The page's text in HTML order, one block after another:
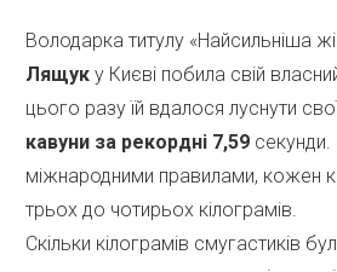
Володарка титулу «Найсильніша
Лящуку Києві побила свій
цього разу їй вдалося луснути
кавуни за рекордні 7,59секунди.
міжнародними правилами, кожен
трьох до чотирьох кілограмів.
Скільки кілограмів смугастиків